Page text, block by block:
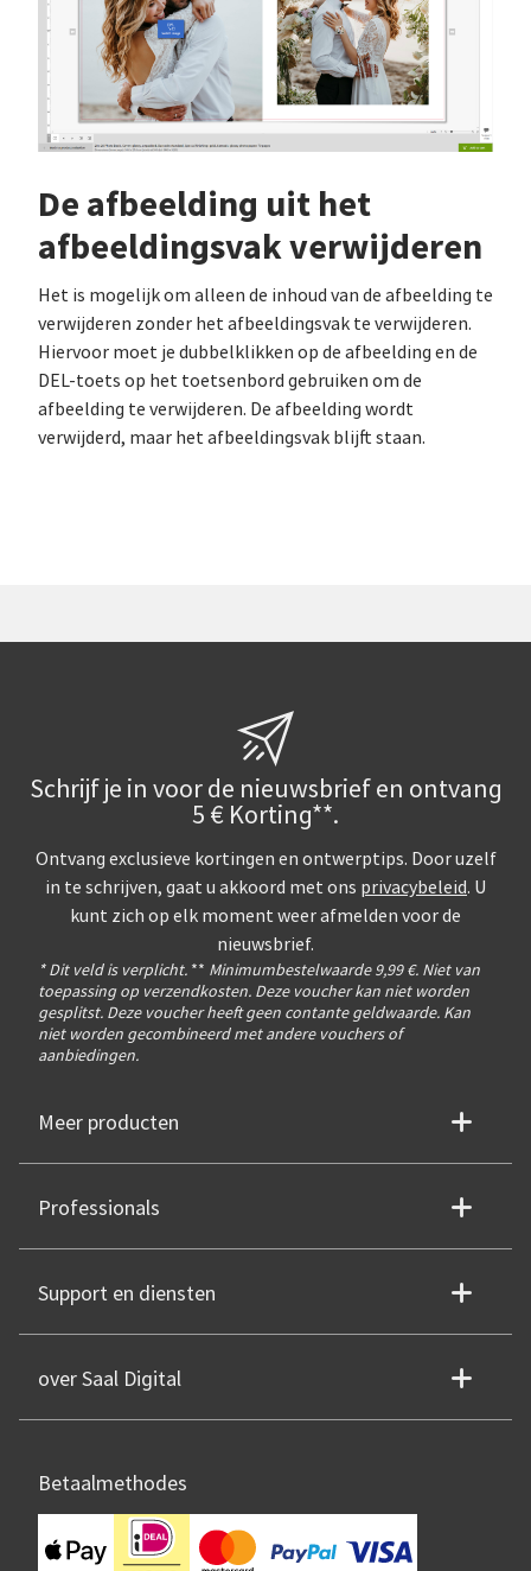
De afbeelding uit het
afbeeldingsvak verwijderen
Het is mogelijk om alleen de inhoud van de afbeelding te
verwijderen zonder het afbeeldingsvak te verwijderen.
Hiervoor moet je dubbelklikken op de afbeelding en de
DEL-toets op het toetsenbord gebruiken om de
afbeelding te verwijderen. De afbeelding wordt
verwijderd, maar het afbeeldingsvak blijft staan.
Schrijf je in voor de nieuwsbrief en ontvang
5 € Korting**.
Ontvang exclusieve kortingen en ontwerptips. Door uzelf
in te schrijven, gaat u akkoord met ons privacybeleid. U
kunt zich op elk moment weer afmelden voor de
nieuwsbrief.
* Dit veld is verplicht. ** Minimumbestelwaarde 9,99 €. Niet van
toepassing op verzendkosten. Deze voucher kan niet worden
gesplitst. Deze voucher heeft geen contante geldwaarde. Kan
niet worden gecombineerd met andere vouchers of
aanbiedingen.
Meer producten
Professionals
Support en diensten
over Saal Digital
Betaalmethodes